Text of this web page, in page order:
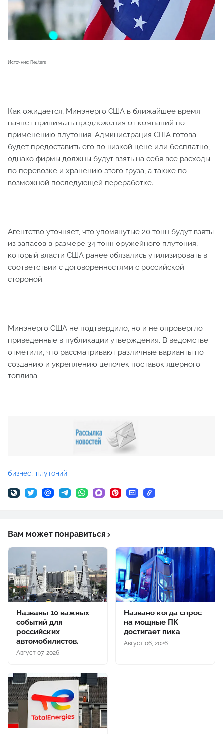
Источник: Reuters
Как ожидается, Минэнерго США в ближайшее время
начнет принимать предложения от компаний по
применению плутония. Администрация США готова
будет предоставить его по низкой цене или бесплатно,
однако фирмы должны будут взять на себя все расходы
по перевозке и хранению этого груза, а также по
возможной последующей переработке.
Агентство уточняет, что упомянутые 20 тонн будут взяты
из запасов в размере 34 тонн оружейного плутония,
который власти США ранее обязались утилизировать в
соответствии с договоренностями с российской
стороной.
Минэнерго США не подтвердило, но и не опровергло
приведенные в публикации утверждения. В ведомстве
отметили, что рассматривают различные варианты по
созданию и укреплению цепочек поставок ядерного
топлива.
бизнес плутоний
Вам может понравиться
Названы 10 важных
событий для
российских
автомобилистов.
Август 07, 2026
Названо когда спрос
на мощные ПК
достигает пика
Август 06, 2026